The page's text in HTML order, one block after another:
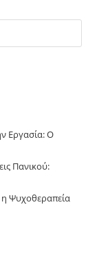
Εργασία: Ο
Πανικού:
η Ψυχοθεραπεία